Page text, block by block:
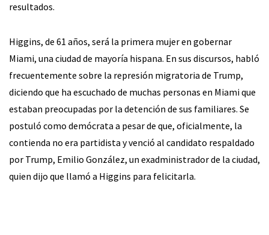
resultados.
Higgins, de 61 años, será la primera mujer en gobernar
Miami, una ciudad de mayoría hispana. En sus discursos, habló
frecuentemente sobre la represión migratoria de Trump,
diciendo que ha escuchado de muchas personas en Miami que
estaban preocupadas por la detención de sus familiares. Se
postuló como demócrata a pesar de que, oficialmente, la
contienda no era partidista y venció al candidato respaldado
por Trump, Emilio González, un exadministrador de la ciudad,
quien dijo que llamó a Higgins para felicitarla.